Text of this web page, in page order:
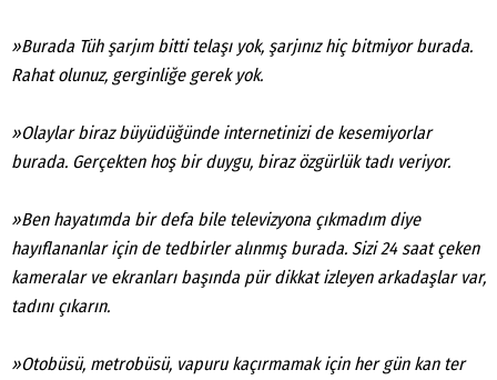
»Burada Tüh şarjım bitti telaşı yok, şarjınız hiç bitmiyor burada.
Rahat olunuz, gerginliğe gerek yok.
»Olaylar biraz büyüdüğünde internetinizi de kesemiyorlar
burada. Gerçekten hoş bir duygu, biraz özgürlük tadı veriyor.
»Ben hayatımda bir defa bile televizyona çıkmadım diye
hayıflananlar için de tedbirler alınmış burada. Sizi 24 saat çeken
kameralar ve ekranları başında pür dikkat izleyen arkadaşlar var,
tadını çıkarın.
»Otobüsü, metrobüsü, vapuru kaçırmamak için her gün kan ter